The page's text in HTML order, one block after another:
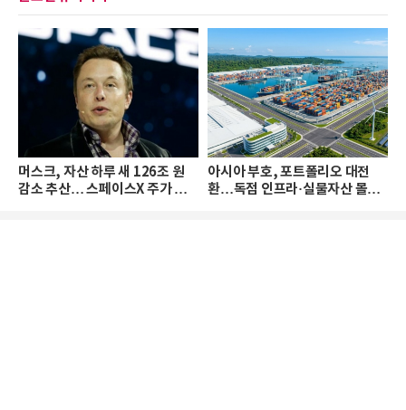
머스크, 자산 하루 새 126조 원
감소 추산… 스페이스X 주가 하
아시아 부호, 포트폴리오 대전
환…독점 인프라·실물자산 몰린